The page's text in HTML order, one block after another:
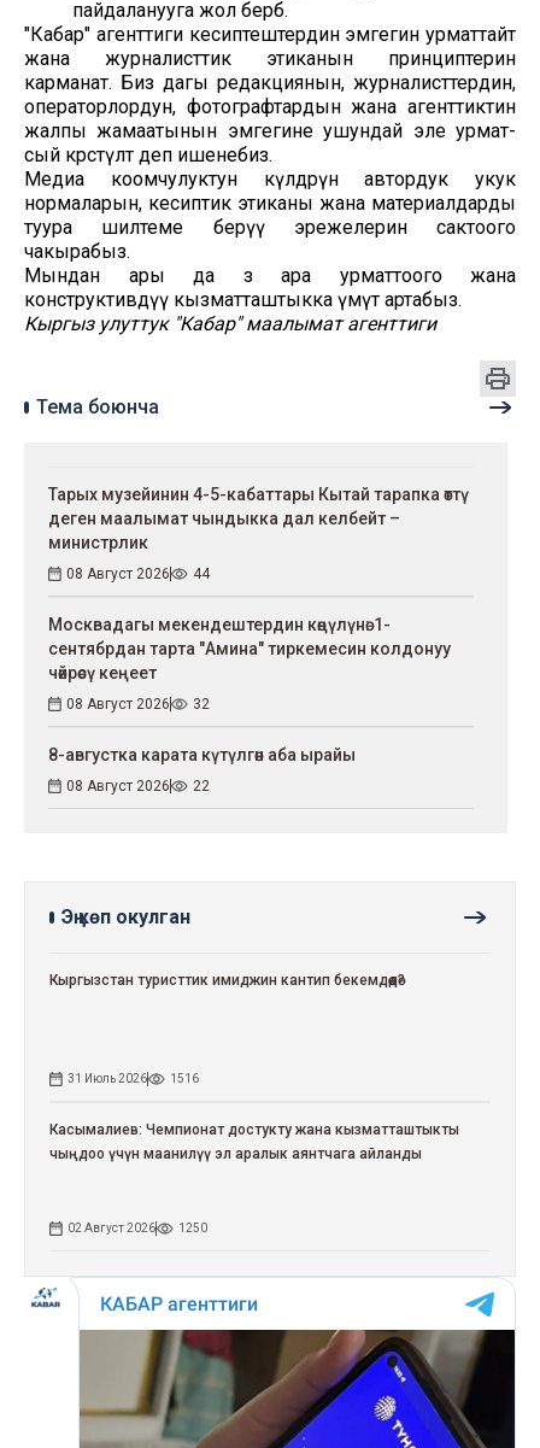
пайдаланууга жол бербөө.
"Кабар" агенттиги кесиптештердин эмгегин урматтайт
жана журналисттик этиканын принциптерин
карманат. Биз дагы редакциянын, журналисттердин,
операторлордун, фотографтардын жана агенттиктин
жалпы жамаатынын эмгегине ушундай эле урмат-
сый көрсөтүлөт деп ишенебиз.
Медиа коомчулуктун өкүлдөрүн автордук укук
нормаларын, кесиптик этиканы жана материалдарды
туура шилтеме берүү эрежелерин сактоого
чакырабыз.
Мындан ары да өз ара урматтоого жана
конструктивдүү кызматташтыкка үмүт артабыз.
Кыргыз улуттук "Кабар" маалымат агенттиги
Тема боюнча
Тарых музейинин 4-5-кабаттары Кытай тарапка өттү
деген маалымат чындыкка дал келбейт –
министрлик
08 Август 2026 44
Москвадагы мекендештердин көңүлүнө: 1-
сентябрдан тарта "Амина" тиркемесин колдонуу
чөйрөсү кеңеет
08 Август 2026 32
8-августка карата күтүлгөн аба ырайы
08 Август 2026 22
Эң көп окулган
Кыргызстан туристтик имиджин кантип бекемдөөдө?
31 Июль 2026 1516
Касымалиев: Чемпионат достукту жана кызматташтыкты
чыңдоо үчүн маанилүү эл аралык аянтчага айланды
02 Август 2026 1250